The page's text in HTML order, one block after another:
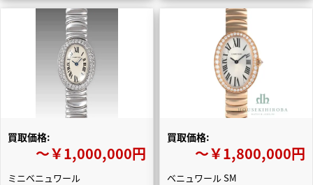
買取価格:
〜￥1,000,000円
ミニベニュワール
買取価格:
〜￥1,800,000円
ベニュワール SM